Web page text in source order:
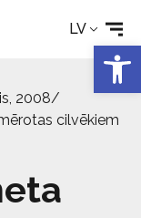
LV
2008/
cilvēkiem